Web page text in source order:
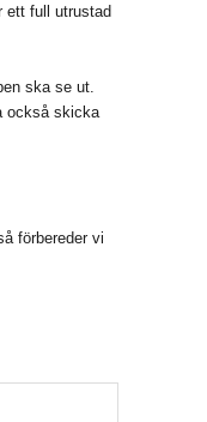
ett full utrustad
ska se ut.
också skicka
förbereder vi